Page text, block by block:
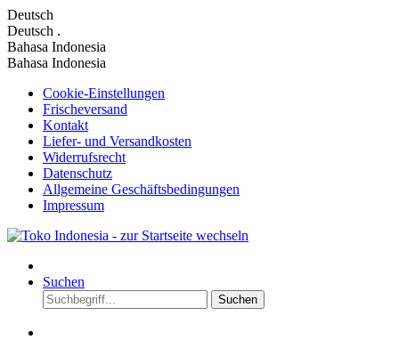
Deutsch
Deutsch .
Bahasa Indonesia
Bahasa Indonesia
Cookie-Einstellungen
Frischeversand
Kontakt
Liefer- und Versandkosten
Widerrufsrecht
Datenschutz
Allgemeine Geschäftsbedingungen
Impressum
Suchen
Suchen